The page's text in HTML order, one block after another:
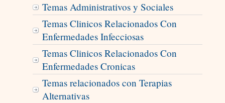
Temas Administrativos y Sociales
Temas Clinicos Relacionados Con
Enfermedades Infecciosas
Temas Clinicos Relacionados Con
Enfermedades Cronicas
Temas relacionados con Terapias
Alternativas